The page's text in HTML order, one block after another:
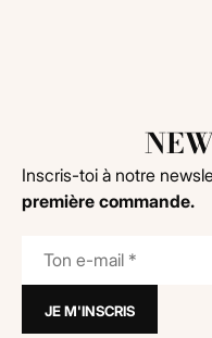
Inscris-toi à notre
première commande.